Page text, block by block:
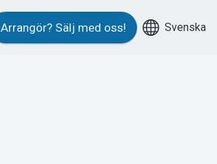
Arrangör? Sälj med oss! Svenska